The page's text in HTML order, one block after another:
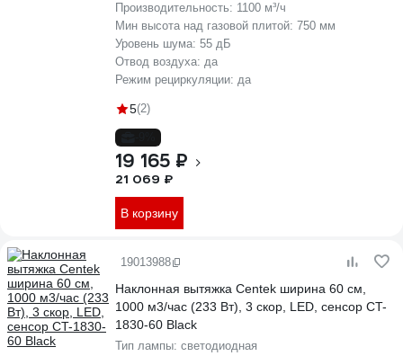
Производительность: 1100 м³/ч
Мин высота над газовой плитой: 750 мм
Уровень шума: 55 дБ
Отвод воздуха: да
Режим рециркуляции: да
5(2)
19 165 ₽
21 069 ₽
В корзину
19013988
Наклонная вытяжка Centek ширина 60 см,
1000 м3/час (233 Вт), 3 скор, LED, сенсор CT-
1830-60 Black
Тип лампы: светодиодная